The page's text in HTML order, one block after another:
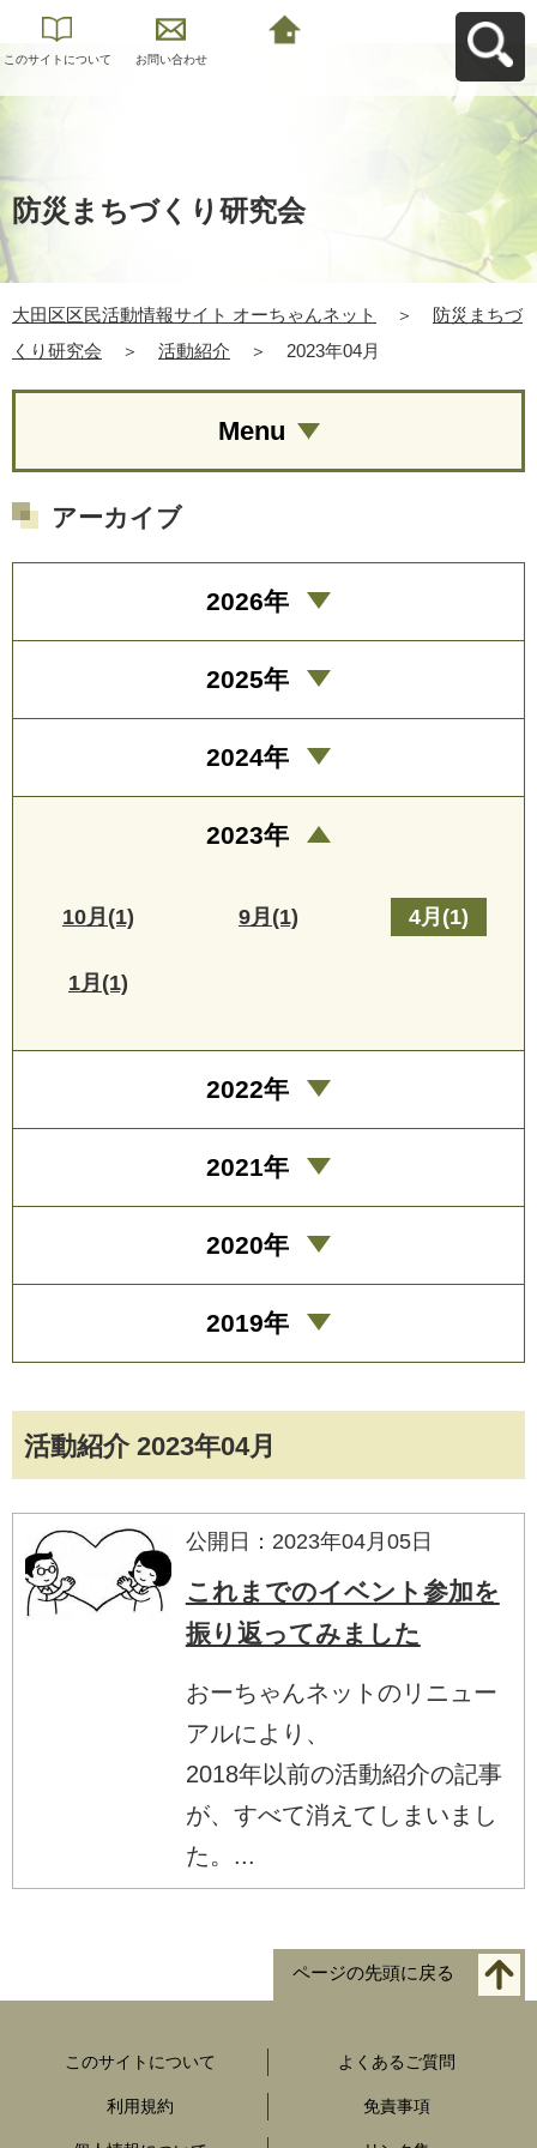
このサイトについて お問い合わせ
防災まちづくり研究会
大田区区民活動情報サイト オーちゃんネット ＞
防災まちづ
くり研究会
＞ 活動紹介 ＞ 2023年04月
活動紹介 2023年04月
公開日：2023年04月05日
これまでのイベント参加を
振り返ってみました
おーちゃんネットのリニュー
アルにより、
2018年以前の活動紹介の記事
が、すべて消えてしまいまし
た。...
Menu
アーカイブ
2026年
2025年
2024年
2023年
10月(1) 9月(1) 4月(1)
1月(1)
2022年
2021年
2020年
2019年
ページの先頭に戻る
このサイトについて よくあるご質問
利用規約 免責事項